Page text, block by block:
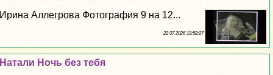
Ирина Аллегрова Фотография 9 на 12...
22 07 2026 19:58:27
Натали Ночь без тебя